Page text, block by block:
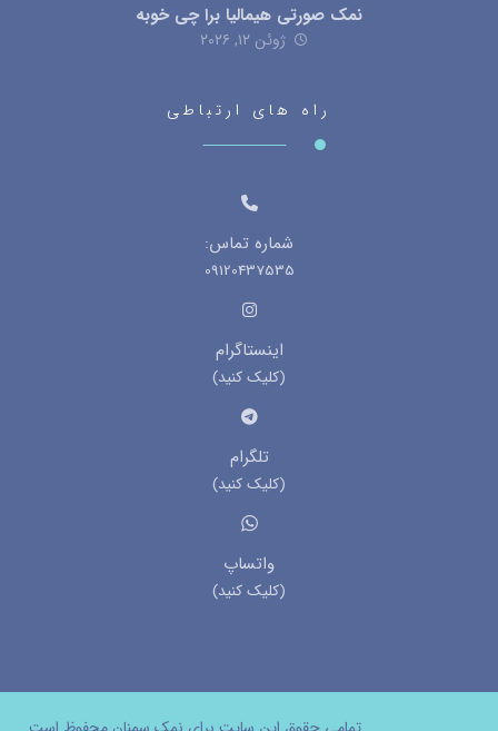
نمک صورتی هیمالیا برا چی خوبه
ژوئن ۱۲, ۲۰۲۶
راه های ارتباطی
شماره تماس:
09120437535
اینستاگرام
(کلیک کنید)
تلگرام
(کلیک کنید)
واتساپ
(کلیک کنید)